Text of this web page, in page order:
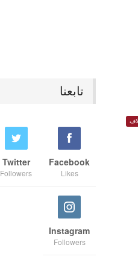
تابعنا
Facebook
Likes
Twitter
Followers
Instagram
Followers